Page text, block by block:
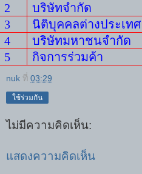
2 บริษัทจำกัด
3
นิติบุคคลต่างประเทศ
4
บริษัทมหาชนจำกัด
5
กิจการร่วมค้า
nuk ที่ 03:29
ใช้ร่วมกัน
ไม่มีความคิดเห็น:
แสดงความคิดเห็น